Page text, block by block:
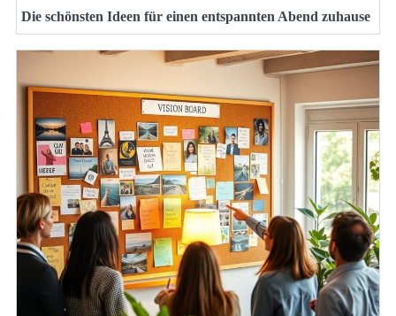
Die schönsten Ideen für einen entspannten Abend zuhause